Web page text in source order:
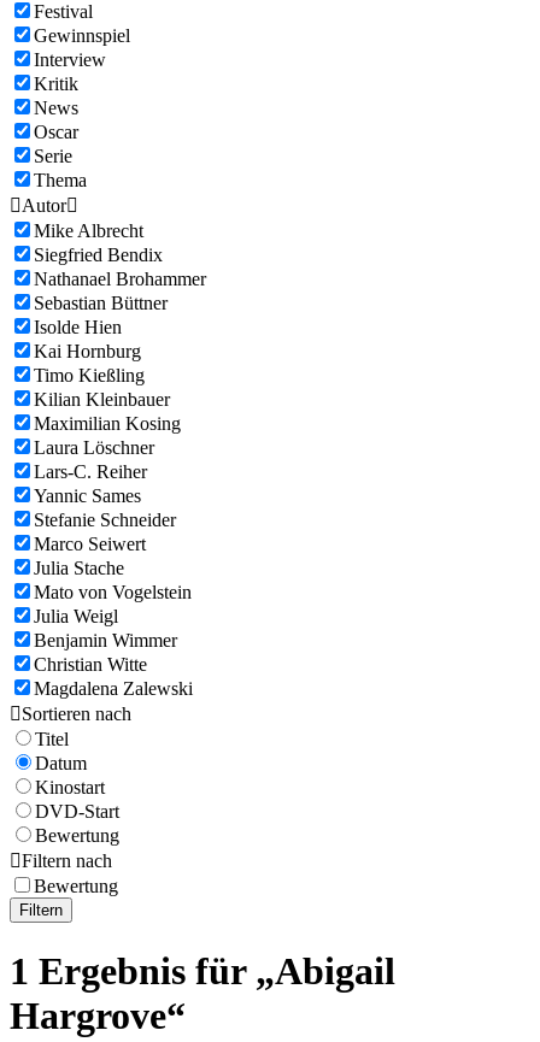
Festival
Gewinnspiel
Interview
Kritik
News
Oscar
Serie
Thema
Autor
Mike Albrecht
Siegfried Bendix
Nathanael Brohammer
Sebastian Büttner
Isolde Hien
Kai Hornburg
Timo Kießling
Kilian Kleinbauer
Maximilian Kosing
Laura Löschner
Lars-C. Reiher
Yannic Sames
Stefanie Schneider
Marco Seiwert
Julia Stache
Mato von Vogelstein
Julia Weigl
Benjamin Wimmer
Christian Witte
Magdalena Zalewski
Sortieren nach
Titel
Datum
Kinostart
DVD-Start
Bewertung
Filtern nach
Bewertung
Filtern
1 Ergebnis für „Abigail
Hargrove“